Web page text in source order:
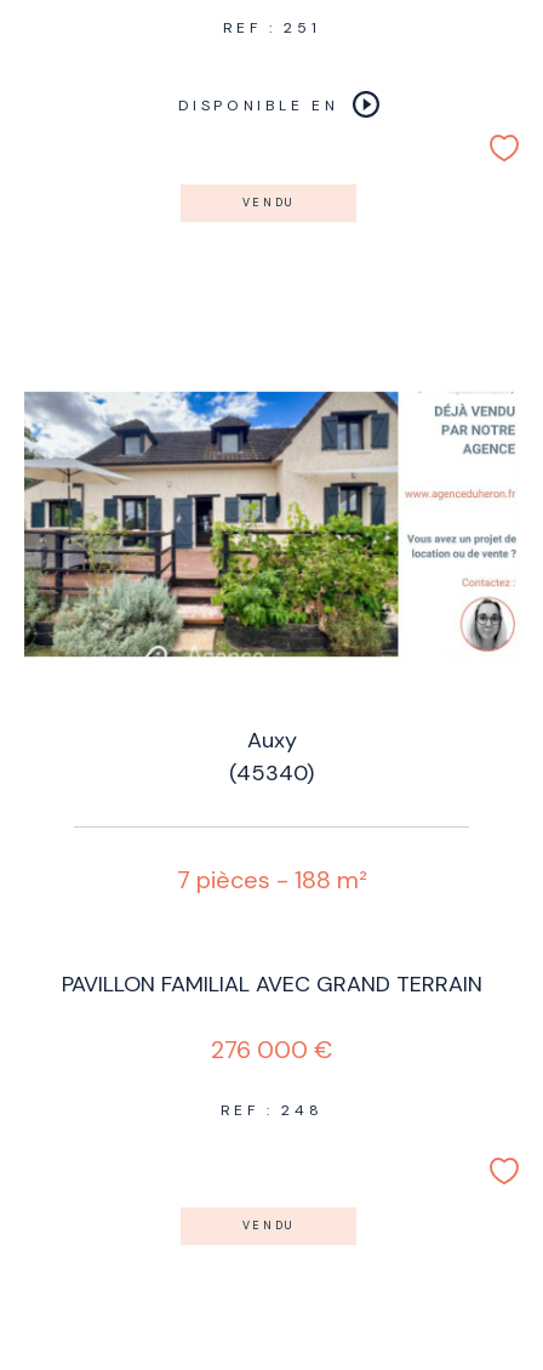
REF : 251
DISPONIBLE EN
VENDU
Auxy
(45340)
7 pièces - 188 m²
PAVILLON FAMILIAL AVEC GRAND TERRAIN
276 000 €
REF : 248
VENDU